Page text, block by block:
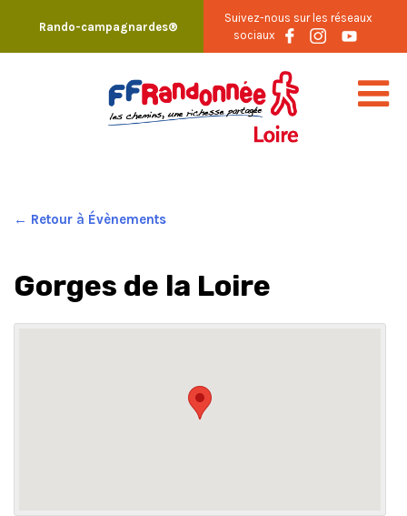
content
Rando-campagnardes®
Suivez-nous sur les réseaux
sociaux
← Retour à Évènements
Gorges de la Loire